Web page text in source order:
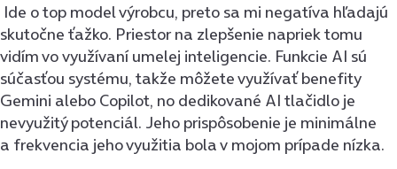
Ide o top model výrobcu, preto sa mi negatíva hľadajú
skutočne ťažko. Priestor na zlepšenie napriek tomu
vidím vo využívaní umelej inteligencie. Funkcie AI sú
súčasťou systému, takže môžete využívať benefity
Gemini alebo Copilot, no dedikované AI tlačidlo je
nevyužitý potenciál. Jeho prispôsobenie je minimálne
a frekvencia jeho využitia bola v mojom prípade nízka.